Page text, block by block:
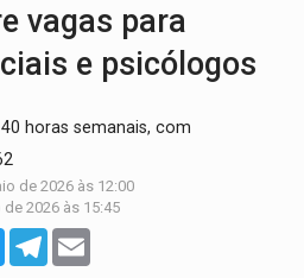
vagas para
e psicólogos
horas semanais, com
de 2026 às 12:00
2026 às 15:45
TwitterTelegram